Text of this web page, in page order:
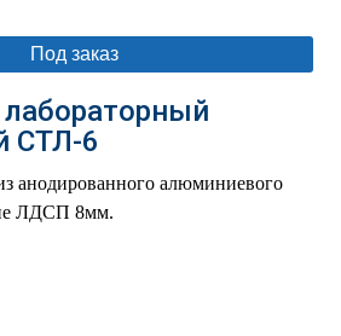
Под заказ
СТЛ-6
анодированного алюминиевого
ЛДСП 8мм.